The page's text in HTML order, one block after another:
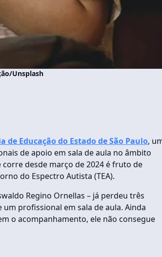
Unsplash
Educação do Estado de São Paulo,
de apoio em sala de aula no âmbito
corre desde março de 2024 é fruto de
do Espectro Autista (TEA).
Regino Ornellas – já perdeu três
profissional em sala de aula. Ainda
o acompanhamento, ele não consegue